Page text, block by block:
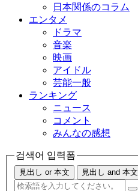
日本関係のコラム
エンタメ
ドラマ
音楽
映画
アイドル
芸能一般
ランキング
ニュース
コメント
みんなの感想
검색어 입력폼
見出し or 本文 見出し and 本文